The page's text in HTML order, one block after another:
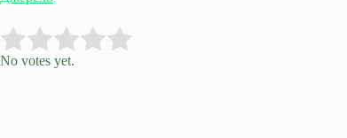
Rate this item:
No votes yet.